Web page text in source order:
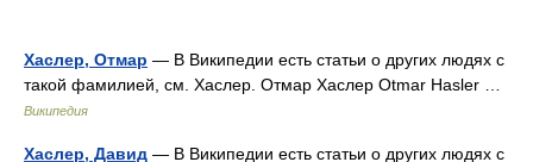
Хаслер, Отмар — В Википедии есть статьи о других людях с
такой фамилией, см. Хаслер. Отмар Хаслер Otmar Hasler …
Википедия
Хаслер, Давид — В Википедии есть статьи о других людях с